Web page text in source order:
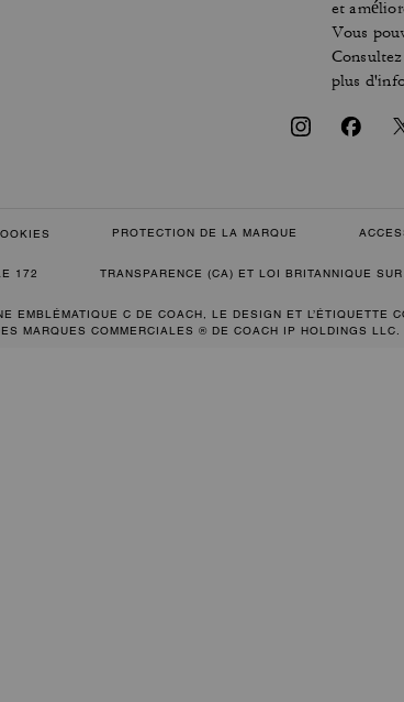
et
Vous
plus
PROTECTION DE LA MARQUE
172 TRANSPARENCE (CA) ET LOI BRITANNIQUE
C DE COACH, LE DESIGN ET L’ÉTIQUETTE
MARQUES COMMERCIALES ® DE COACH IP HOLDINGS LLC.